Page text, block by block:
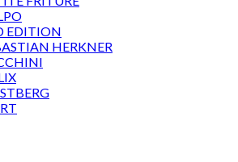
EDITION
HERKNER